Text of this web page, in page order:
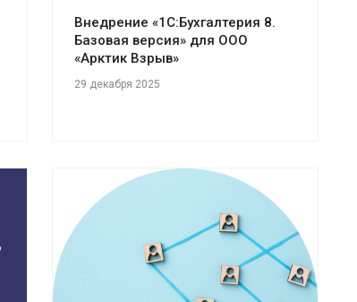
Внедрение «1С:Бухгалтерия 8.
Базовая версия» для ООО
«Арктик Взрыв»
29 декабря 2025